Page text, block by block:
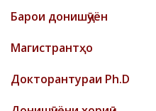
Барои донишҷӯён
Магистрантҳо
Докторантураи Ph.D